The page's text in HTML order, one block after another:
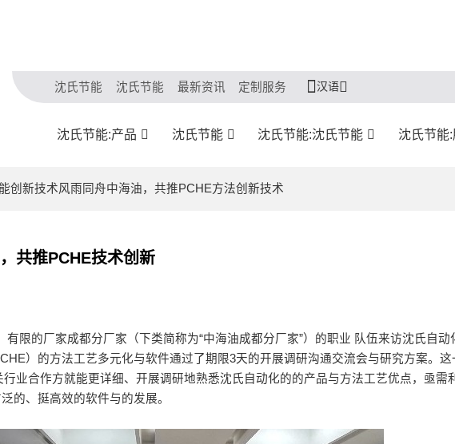
沈氏节能 沈氏节能 最新资讯 定制服务 汉语
沈氏节能:产品 沈氏节能 沈氏节能:沈氏节能 沈氏节能
创新技术风雨同舟中海油，共推PCHE方法创新技术
共推PCHE技术创新
限的厂家成都分厂家（下类简称为“中海油成都分厂家”）的职业 队伍来访沈氏自动
）的方法工艺多元化与软件通过了期限3天的开展调研沟通交流会与研究方案。这
业合作方就能更详细、开展调研地熟悉沈氏自动化的的产品与方法工艺优点，亟需
的、挺高效的软件与的发展。